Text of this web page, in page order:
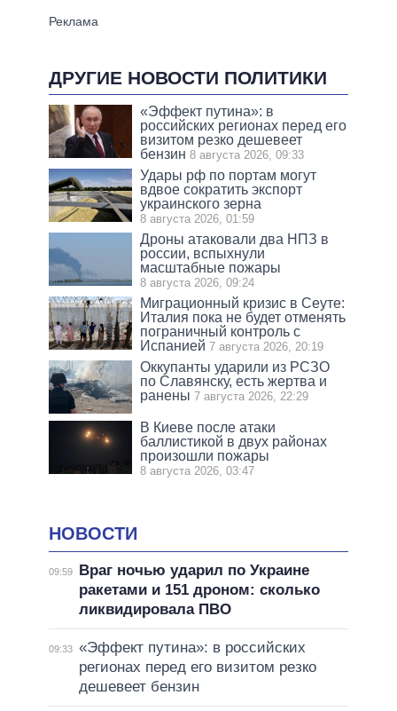
ДРУГИЕ НОВОСТИ ПОЛИТИКИ
«Эффект путина»: в
российских регионах перед его
визитом резко дешевеет
бензин 8 августа 2026, 09:33
Удары рф по портам могут
вдвое сократить экспорт
украинского зерна
8 августа 2026, 01:59
Дроны атаковали два НПЗ в
россии, вспыхнули
масштабные пожары
8 августа 2026, 09:24
Миграционный кризис в Сеуте:
Италия пока не будет отменять
пограничный контроль с
Испанией 7 августа 2026, 20:19
Оккупанты ударили из РСЗО
по Славянску, есть жертва и
ранены 7 августа 2026, 22:29
В Киеве после атаки
баллистикой в двух районах
произошли пожары
8 августа 2026, 03:47
НОВОСТИ
09:59
Враг ночью ударил по Украине
ракетами и 151 дроном: сколько
ликвидировала ПВО
09:33 «Эффект путина»: в российских
регионах перед его визитом резко
дешевеет бензин